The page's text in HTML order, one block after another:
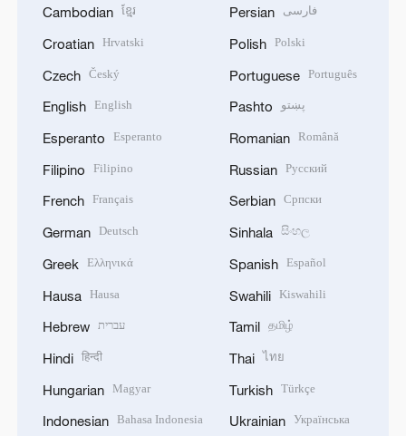
Cambodian ខ្មែរ
Croatian Hrvatski
Czech Český
English English
Esperanto Esperanto
Filipino Filipino
French Français
German Deutsch
Greek Ελληνικά
Hausa Hausa
Hebrew עברית
Hindi हिन्दी
Hungarian Magyar
Indonesian Bahasa Indonesia
Persian فارسی
Polish Polski
Portuguese Português
Pashto پښتو
Romanian Română
Russian Русский
Serbian Српски
Sinhala සිංහල
Spanish Español
Swahili Kiswahili
Tamil தமிழ்
Thai ไทย
Turkish Türkçe
Ukrainian Українська